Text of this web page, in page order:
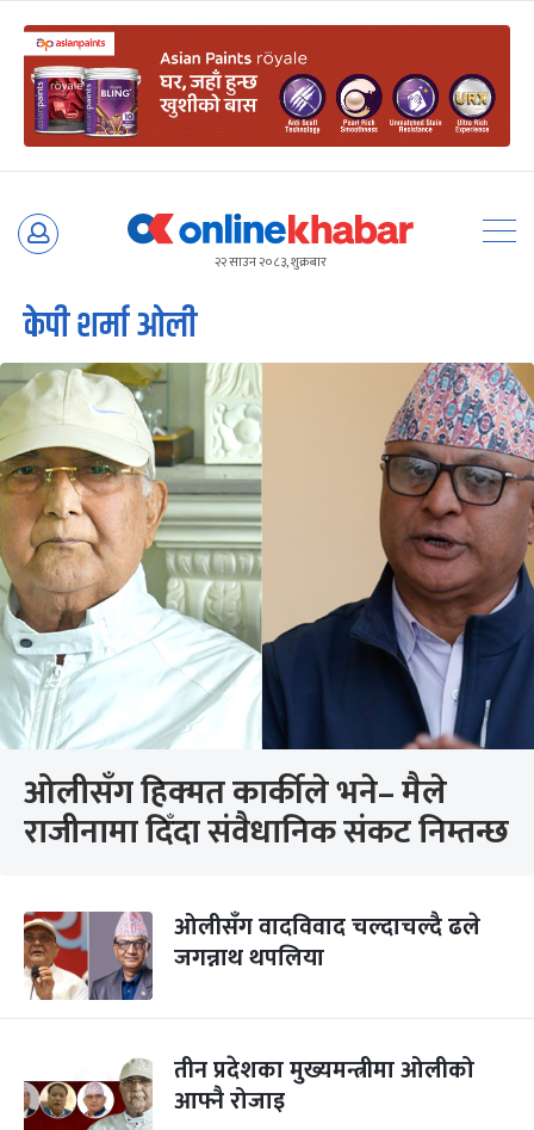
Skip
२२ साउन २०८३, शुक्रबार
केपी शर्मा ओली
ओलीसँग हिक्मत कार्कीले भने– मैले
राजीनामा दिँदा संवैधानिक संकट निम्तन्छ
ओलीसँग वादविवाद चल्दाचल्दै ढले
जगन्नाथ थपलिया
तीन प्रदेशका मुख्यमन्त्रीमा ओलीको
आफ्नै रोजाइ